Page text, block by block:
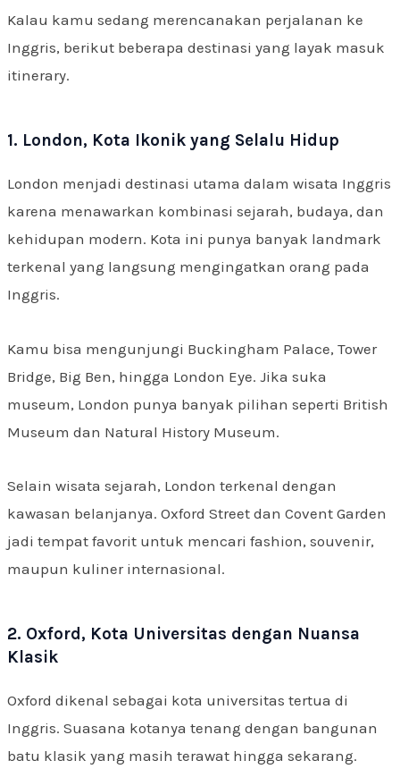
Kalau kamu sedang merencanakan perjalanan ke
Inggris, berikut beberapa destinasi yang layak masuk
itinerary.
1. London, Kota Ikonik yang Selalu Hidup
London menjadi destinasi utama dalam wisata Inggris
karena menawarkan kombinasi sejarah, budaya, dan
kehidupan modern. Kota ini punya banyak landmark
terkenal yang langsung mengingatkan orang pada
Inggris.
Kamu bisa mengunjungi Buckingham Palace, Tower
Bridge, Big Ben, hingga London Eye. Jika suka
museum, London punya banyak pilihan seperti British
Museum dan Natural History Museum.
Selain wisata sejarah, London terkenal dengan
kawasan belanjanya. Oxford Street dan Covent Garden
jadi tempat favorit untuk mencari fashion, souvenir,
maupun kuliner internasional.
2. Oxford, Kota Universitas dengan Nuansa
Klasik
Oxford dikenal sebagai kota universitas tertua di
Inggris. Suasana kotanya tenang dengan bangunan
batu klasik yang masih terawat hingga sekarang.